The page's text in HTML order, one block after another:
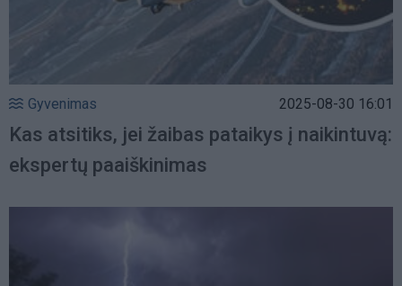
Gyvenimas 2025-08-30 16:01
Kas atsitiks, jei žaibas pataikys į naikintuvą:
ekspertų paaiškinimas